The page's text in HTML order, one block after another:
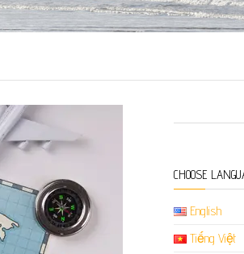
CHOOSE
English
Tiếng Việt